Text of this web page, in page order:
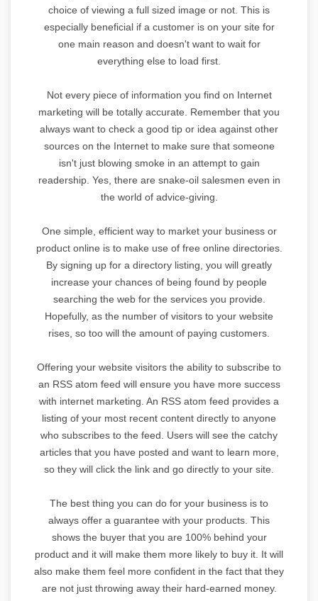
choice of viewing a full sized image or not. This is
especially beneficial if a customer is on your site for
one main reason and doesn't want to wait for
everything else to load first.
Not every piece of information you find on Internet
marketing will be totally accurate. Remember that you
always want to check a good tip or idea against other
sources on the Internet to make sure that someone
isn't just blowing smoke in an attempt to gain
readership. Yes, there are snake-oil salesmen even in
the world of advice-giving.
One simple, efficient way to market your business or
product online is to make use of free online directories.
By signing up for a directory listing, you will greatly
increase your chances of being found by people
searching the web for the services you provide.
Hopefully, as the number of visitors to your website
rises, so too will the amount of paying customers.
Offering your website visitors the ability to subscribe to
an RSS atom feed will ensure you have more success
with internet marketing. An RSS atom feed provides a
listing of your most recent content directly to anyone
who subscribes to the feed. Users will see the catchy
articles that you have posted and want to learn more,
so they will click the link and go directly to your site.
The best thing you can do for your business is to
always offer a guarantee with your products. This
shows the buyer that you are 100% behind your
product and it will make them more likely to buy it. It will
also make them feel more confident in the fact that they
are not just throwing away their hard-earned money.